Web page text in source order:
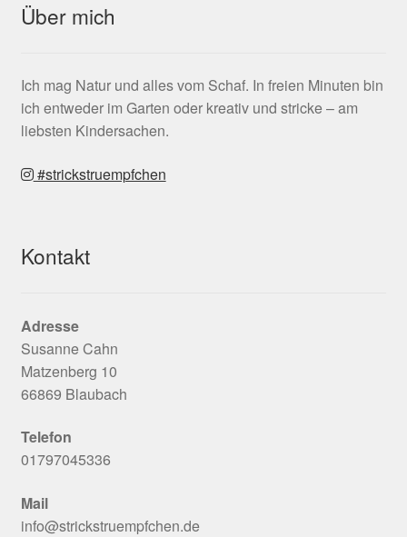
Über mich
Ich mag Natur und alles vom Schaf. In freien Minuten bin
ich entweder im Garten oder kreativ und stricke – am
liebsten Kindersachen.
#strickstruempfchen
Kontakt
Adresse
Susanne Cahn
Matzenberg 10
66869 Blaubach
Telefon
01797045336
Mail
info@strickstruempfchen.de